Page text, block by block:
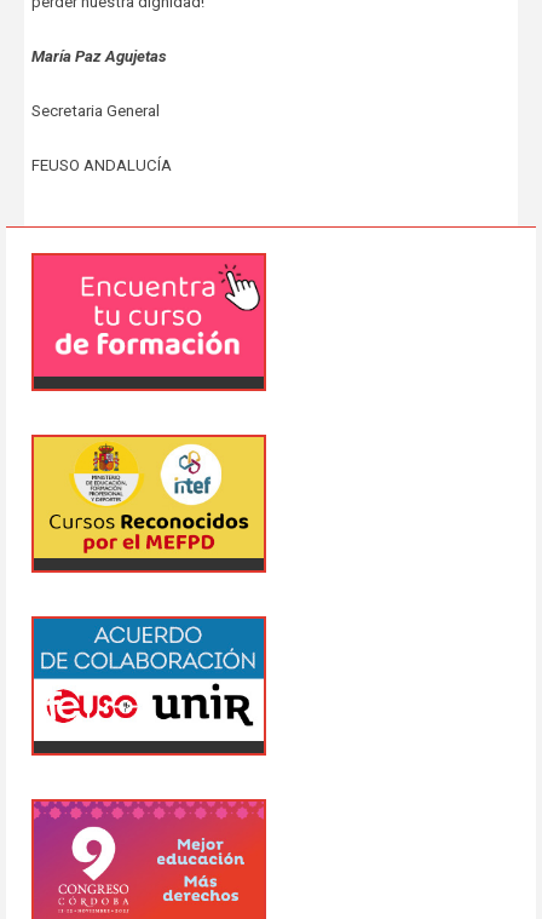
María Paz Agujetas
Secretaria General
FEUSO ANDALUCÍA